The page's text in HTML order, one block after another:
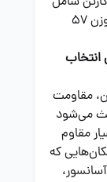
3 برگ سرامیک با پوشش 2.16 مترمربع و وزن 57
انتخاب
مقاومت
می‌شود
مقاوم
که
آسانسور،